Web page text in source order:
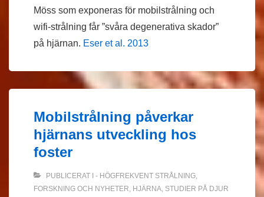
Möss som exponeras för mobilstrålning och
wifi-strålning får ”svåra degenerativa skador”
på hjärnan. Eser et al. 2013
Mobilstrålning påverkar
hjärnans utveckling hos
foster
PUBLICERAT I - HÖGFREKVENT STRÅLNING,
FORSKNING OCH NYHETER, HJÄRNA, STUDIER PÅ DJUR